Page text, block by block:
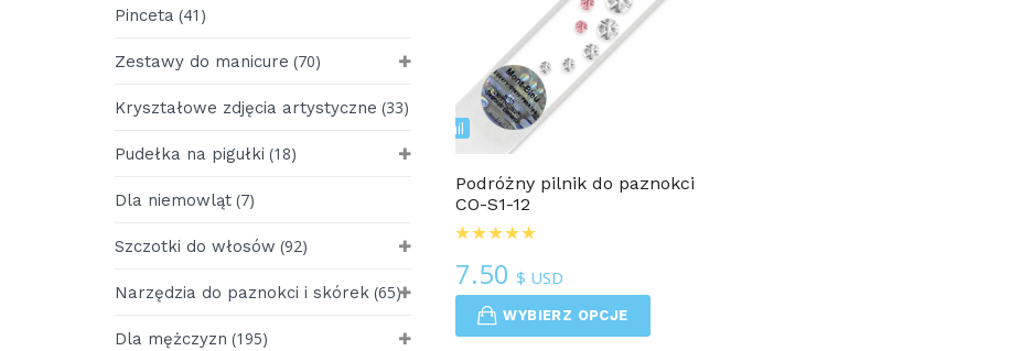
Pinceta (41)
Zestawy do manicure (70)
Kryształowe zdjęcia artystyczne (33)
Pudełka na pigułki (18)
Dla niemowląt (7)
Szczotki do włosów (92)
Narzędzia do paznokci i skórek (65)
Dla mężczyzn (195)
MINI Szklane Pilniki Do Paznokci Nail
Podróżny pilnik do paznokci
CO-S1-12
7.50 $ USD
WYBIERZ OPCJE